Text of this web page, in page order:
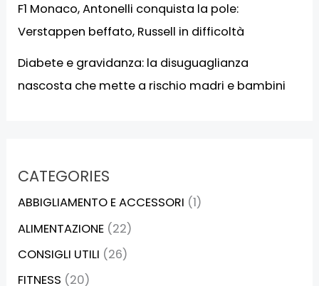
F1 Monaco, Antonelli conquista la pole:
Verstappen beffato, Russell in difficoltà
Diabete e gravidanza: la disuguaglianza
nascosta che mette a rischio madri e bambini
CATEGORIES
ABBIGLIAMENTO E ACCESSORI (1)
ALIMENTAZIONE (22)
CONSIGLI UTILI (26)
FITNESS (20)